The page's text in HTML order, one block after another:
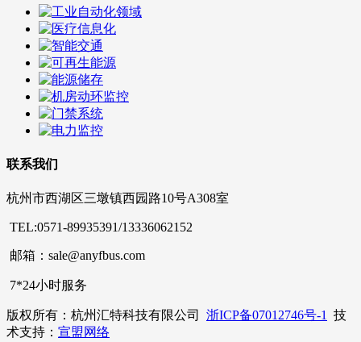
联系我们
杭州市西湖区三墩镇西园路10号A308室
TEL:0571-89935391/13336062152
邮箱：sale@anyfbus.com
7*24小时服务
版权所有：杭州汇特科技有限公司 浙ICP备07012746号-1 技
术支持： 宣盟网络